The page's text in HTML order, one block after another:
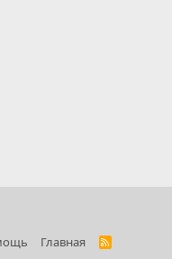
Главная
R